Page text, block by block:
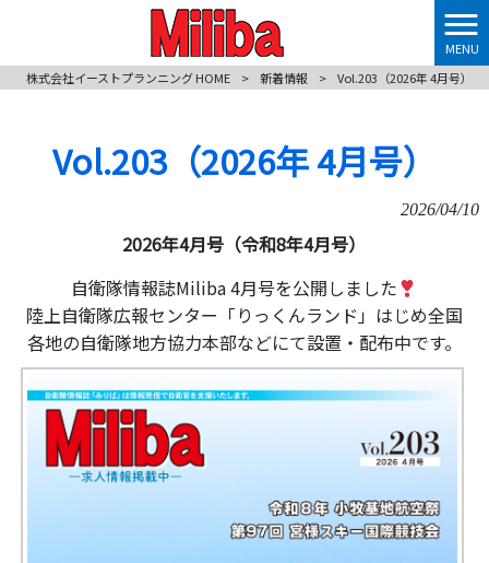
MENU
株式会社イーストプランニング HOME
> 新着情報 > Vol.203（2026年 4月号）
Vol.203（2026年 4月号）
2026/04/10
2026年4月号（令和8年4月号）
自衛隊情報誌Miliba 4月号を公開しました
陸上自衛隊広報センター「りっくんランド」はじめ全国
各地の自衛隊地方協力本部などにて設置・配布中です。